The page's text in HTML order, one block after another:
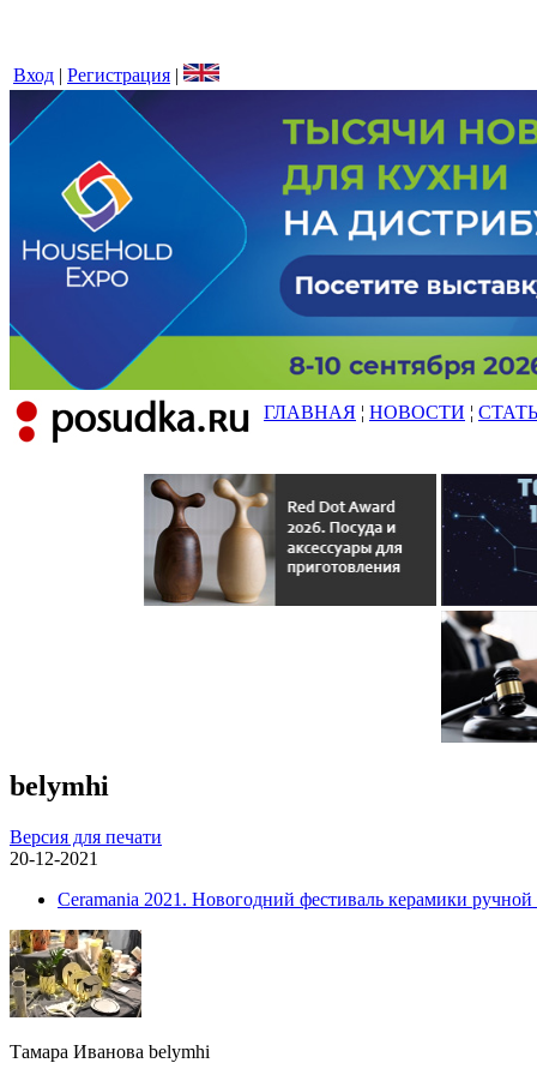
Вход | Регистрация |
ГЛАВНАЯ ¦ НОВОСТИ ¦
belymhi
Версия для печати
20-12-2021
Ceramania 2021. Новогодний фестиваль керамики ручной
Тамара Иванова belymhi